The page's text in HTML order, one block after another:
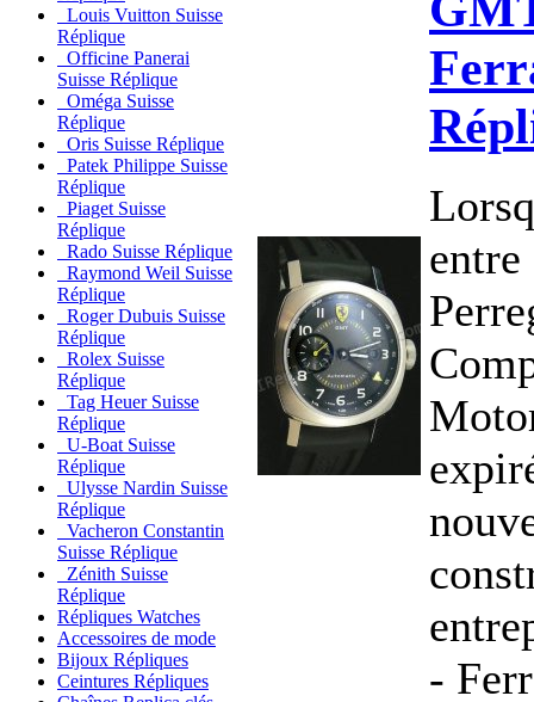
Louis Vuitton Suisse
Réplique
Officine Panerai
Suisse Réplique
Oméga Suisse
Réplique
Oris Suisse Réplique
Patek Philippe Suisse
Réplique
Piaget Suisse
Réplique
Rado Suisse Réplique
Raymond Weil Suisse
Réplique
Roger Dubuis Suisse
Réplique
Rolex Suisse
Réplique
Tag Heuer Suisse
Réplique
U-Boat Suisse
Réplique
Ulysse Nardin Suisse
Réplique
Vacheron Constantin
Suisse Réplique
Zénith Suisse
Réplique
Répliques Watches
Accessoires de mode
Bijoux Répliques
Ceintures Répliques
-